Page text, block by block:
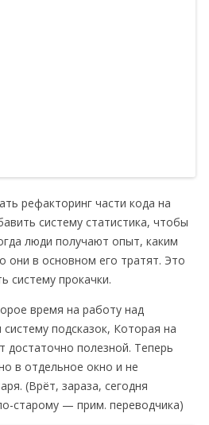
рефакторинг части кода на
систему статистика, чтобы
люди получают опыт, каким
они в основном его тратят. Это
систему прокачки.
время на работу над
подсказок, Которая на
достаточно полезной. Теперь
в отдельное окно и не
(Врёт, зараза, сегодня
старому — прим. переводчика)